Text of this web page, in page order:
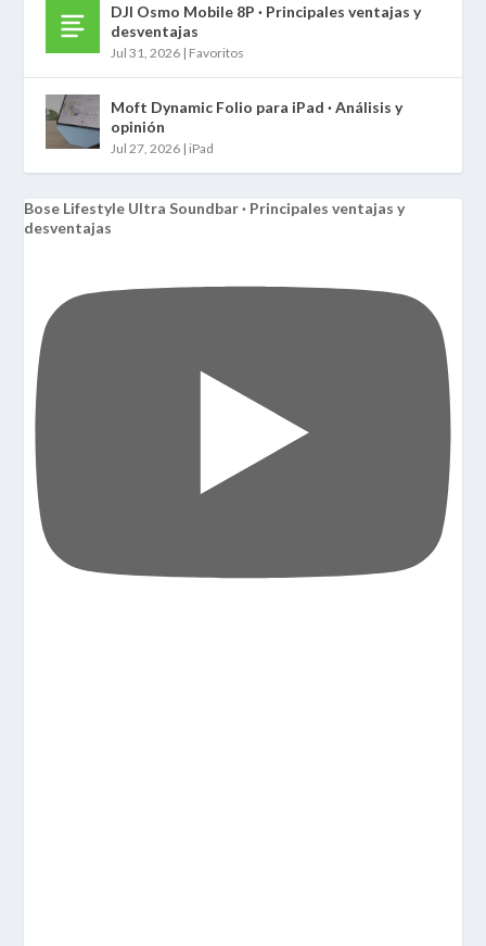
DJI Osmo Mobile 8P · Principales ventajas y
desventajas
Jul 31, 2026 | Favoritos
Moft Dynamic Folio para iPad · Análisis y
opinión
Jul 27, 2026 | iPad
Bose Lifestyle Ultra Soundbar · Principales ventajas y
desventajas